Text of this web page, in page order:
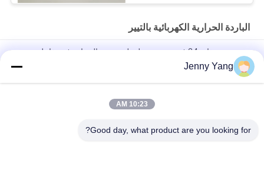
الباردة الحرارية الكهربائية بالتيير
وحدة تبريد ذات 24 فتحة مصممة لتنظيم درجة الحرارة في تفاعل
سلسلة البوليمراز
وحدة تبريد ذات 4 ثقوب مصممة لتنظيم درجة الحرارة في تفاعل سلسلة
Jenny Yang
10:23 AM
Good day, what product are you looking for?